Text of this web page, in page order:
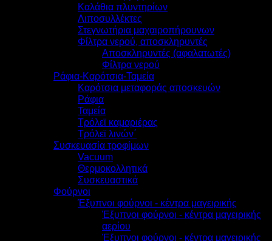
Καλάθια πλυντηρίων
Λιποσυλλέκτες
Στεγνωτήρια μαχαιροπήρουνων
Φίλτρα νερού, αποσκληρυντές
Αποσκληρυντές (αφαλατωτές)
Φίλτρα νερού
Ράφια-Καρότσια-Ταμεία
Καρότσια μεταφοράς αποσκευών
Ράφια
Ταμεία
Τρόλεϊ καμαριέρας
Τρόλεϊ λινών΄
Συσκευασία τροφίμων
Vacuum
Θερμοκολλητικά
Συσκευαστικά
Φούρνοι
Έξυπνοι φούρνοι - κέντρα μαγειρικής
Έξυπνοι φούρνοι - κέντρα μαγειρικής
αερίου
Έξυπνοι φούρνοι - κέντρα μαγειρικής